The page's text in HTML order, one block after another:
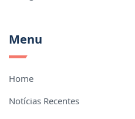
Menu
Home
Notícias Recentes